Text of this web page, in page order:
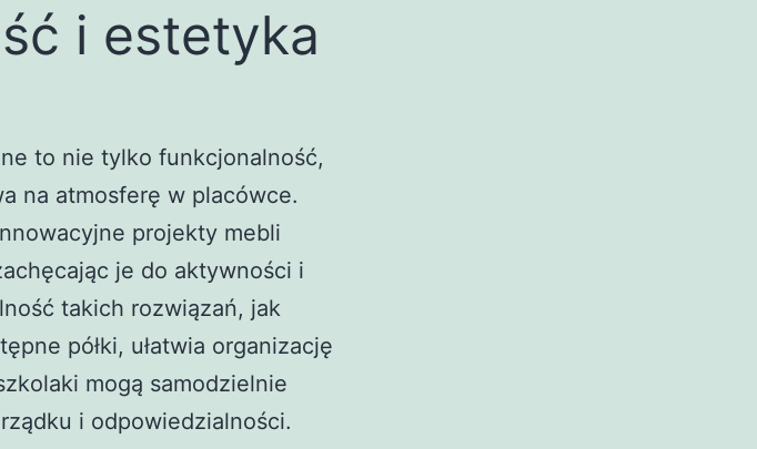
i estetyka
to nie tylko funkcjonalność,
na atmosferę w placówce.
projekty mebli
je do aktywności i
takich rozwiązań, jak
półki, ułatwia organizację
mogą samodzielnie
i odpowiedzialności.